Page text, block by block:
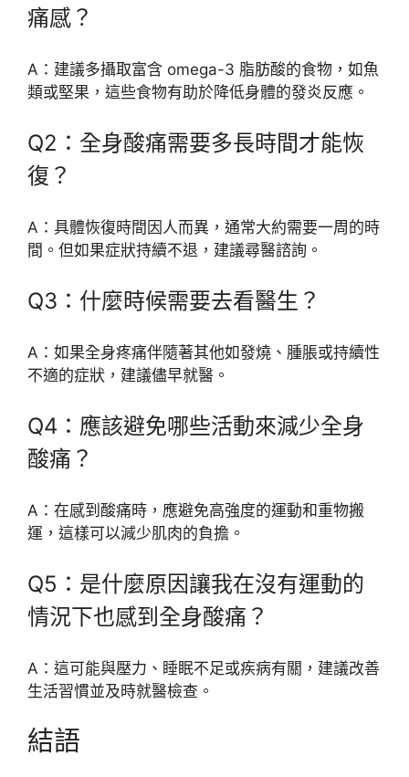
痛感？
A：建議多攝取富含 omega-3 脂肪酸的食物，如魚
類或堅果，這些食物有助於降低身體的發炎反應。
Q2：全身酸痛需要多長時間才能恢
復？
A：具體恢復時間因人而異，通常大約需要一周的時
間。但如果症狀持續不退，建議尋醫諮詢。
Q3：什麼時候需要去看醫生？
A：如果全身疼痛伴隨著其他如發燒、腫脹或持續性
不適的症狀，建議儘早就醫。
Q4：應該避免哪些活動來減少全身
酸痛？
A：在感到酸痛時，應避免高強度的運動和重物搬
運，這樣可以減少肌肉的負擔。
Q5：是什麼原因讓我在沒有運動的
情況下也感到全身酸痛？
A：這可能與壓力、睡眠不足或疾病有關，建議改善
生活習慣並及時就醫檢查。
結語